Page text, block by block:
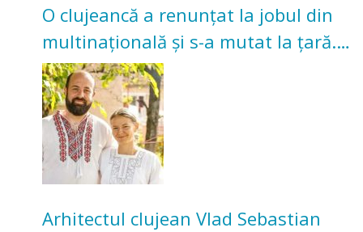
O clujeancă a renunțat la jobul din
multinațională și s-a mutat la țară.
Acum cultivă legume în grădina
bunicilor
Arhitectul clujean Vlad Sebastian